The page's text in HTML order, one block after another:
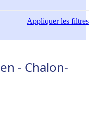
Appliquerles filtres
- Chalon-